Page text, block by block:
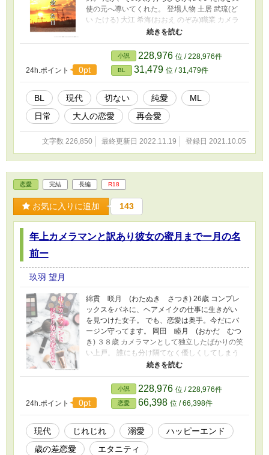
使の元へ導いてくれた。 登場人物 土居 武琉(ど
い たける) 大江 希海(おおえ のぞみ)職業 カメラ
マン 橋本 香緒(はしもと かお)職業 モデル 三条
響(さんじょう ひびき)職業 俳優 初出はエブリ
スタ様にて。 本編 2019.10.5〜2020.3.31 それ
なりに古い作品なので、加筆修正しておりま
す。 エブリスタ様のほうでは、番外編やＳＳも
公開済。 (2022.11月〜ほぼ転載しています) ほ
とんどの話にＲシーンはありませんが、一部に
入るためレーティングをＲ１８に変更しまし
た。 関連作品 「One night stand after〜俺様カ
月の名前〜年上カメラマンと訳あり彼女の蜜月
24h.ポイント 0pt
小説 228,976 位 / 228,976件
BL 31,479 位 / 31,479件
BL 現代 切ない 純愛
ML
日常
大人の恋愛 再会愛
文字数 226,850 最終更新日 2022.11.19 登録日 2021.10.05
恋愛 完結 長編 R18
お気に入りに追加 143
年上カメラマンと訳あり彼女の蜜月までー月の名
前ー
玖羽 望月
綿貫 咲月 (わたぬき さつき) 26歳 コンプレ
ックスをバネに、ヘアメイクの仕事に生きがい
を見つけた女子。 でも、恋愛は奥手。今だにバ
ージン守ってます。 岡田 睦月 (おかだ むつ
き) ３８歳 カメラマンとして独立したばかりの笑
い上戸。 誰にも分け隔てなく優しくしてしまう
ためフラれてしまう男。 拗らせ女子のジレジレ
ターラブ。 ヒロインとヒーローの相互視点で
す。 Ｒ１８シーンのあるページは*が付きます。
更新は毎日２１時。 初出はエブリスタ様にて。
本編 2020.11.1〜2021.11.18 完結済 多少
の加筆修正はしていますが、話は変わっており
ません。 関連作品 (読んでいただくとより楽しん
でいただけるかと) 「One night stand after〜俺
24h.ポイント 0pt
小説 228,976 位 / 228,976件
恋愛 66,398 位 / 66,398件
現代 じれじれ 溺愛
ハッピーエンド
歳の差恋愛
エタニティ